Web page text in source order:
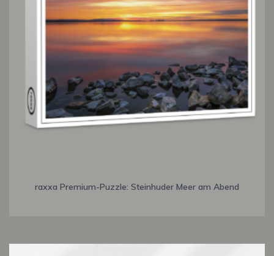
raxxa Premium-Puzzle: Steinhuder Meer am Abend